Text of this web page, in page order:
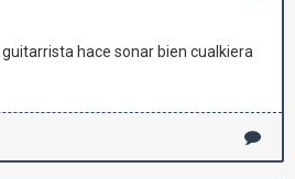
hace sonar bien cualkiera